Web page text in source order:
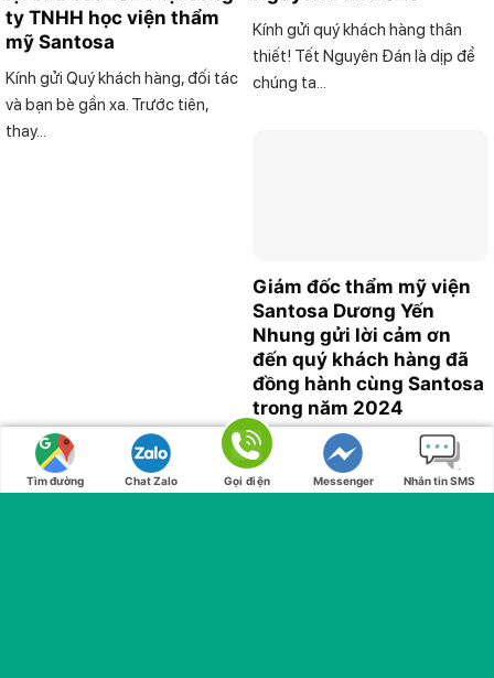
ty TNHH học viện thẩm
mỹ Santosa
Kính gửi Quý khách hàng, đối tác
và bạn bè gần xa. Trước tiên,
thay...
Kính gửi quý khách hàng thân
thiết! Tết Nguyên Đán là dịp để
chúng ta...
Giám đốc thẩm mỹ viện
Santosa Dương Yến
Nhung gửi lời cảm ơn
đến quý khách hàng đã
đồng hành cùng Santosa
trong năm 2024
Thẩm mỹ viện Santosa trân
trọng gửi lời cảm ơn chân thành
và sâu sắc...
Tìm đường Chat Zalo Gọi điện Messenger Nhắn tin SMS